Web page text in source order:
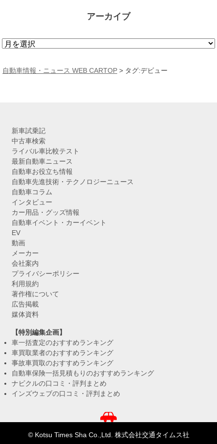
アーカイブ
ア
カ
自動車情報・ニュース WEB CARTOP > タグ:デビュー
新車試乗記
中古車検索
ライバル車比較テスト
最新自動車ニュース
自動車お役立ち情報
自動車先進技術・テクノロジーニュース
自動車コラム
インタビュー
カー用品・グッズ情報
自動車イベント・カーイベント
EV
動画
メーカー
会社案内
プライバシーポリシー
利用規約
著作権について
広告掲載
媒体資料
【特別編集企画】
車一括査定のおすすめランキング
車買取業者のおすすめランキング
事故車買取のおすすめランキング
自動車保険一括見積もりのおすすめランキング
ナビクルの口コミ・評判まとめ
インズウェブの口コミ・評判まとめ
© Kotsu Times Sha Co.,Ltd. 株式会社交通タイムス社